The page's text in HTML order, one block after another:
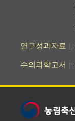
연구성과자료
수의과학고서